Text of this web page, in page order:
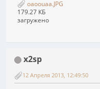
oaoouaa.JPG
179.27 КБ
загружено
x2sp
12 Апреля 2013, 12:49:50